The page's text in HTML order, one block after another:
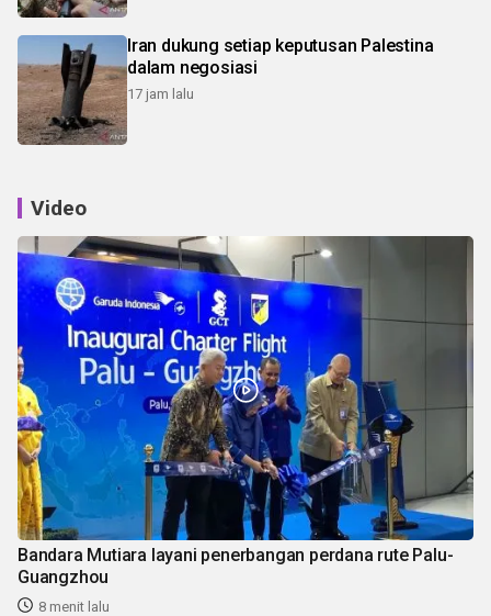
Iran dukung setiap keputusan Palestina
dalam negosiasi
17 jam lalu
Video
Bandara Mutiara layani penerbangan perdana rute Palu-
Guangzhou
8 menit lalu